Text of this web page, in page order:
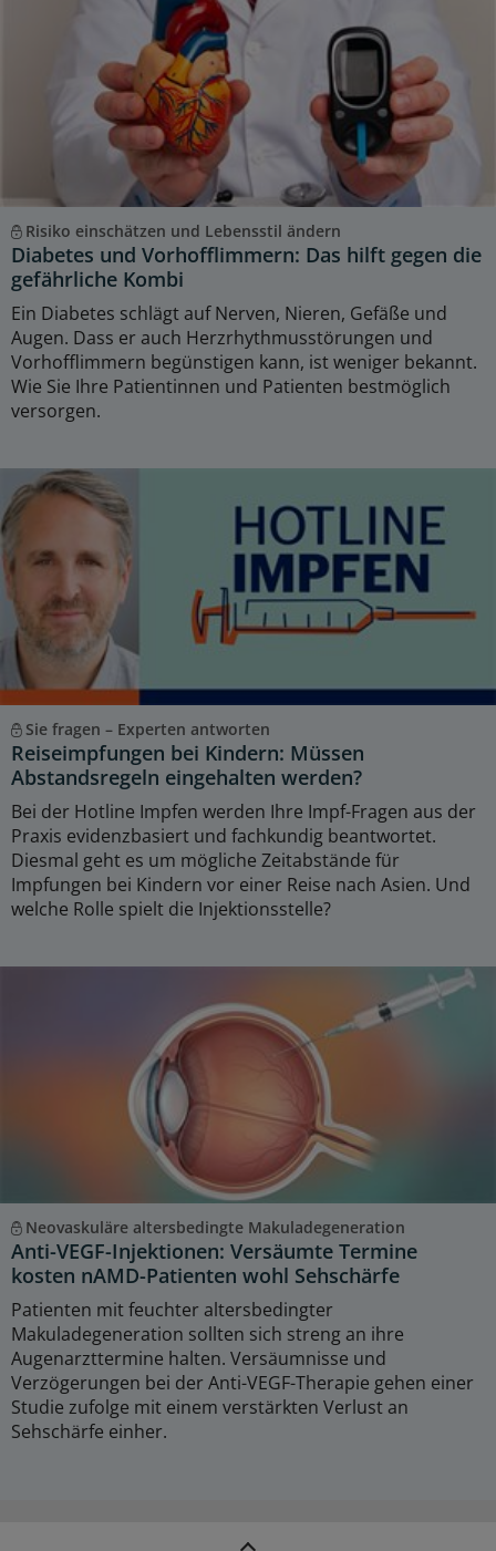
Risiko einschätzen und Lebensstil ändern
Diabetes und Vorhofflimmern: Das hilft gegen die
gefährliche Kombi
Ein Diabetes schlägt auf Nerven, Nieren, Gefäße und
Augen. Dass er auch Herzrhythmusstörungen und
Vorhofflimmern begünstigen kann, ist weniger bekannt.
Wie Sie Ihre Patientinnen und Patienten bestmöglich
versorgen.
Sie fragen – Experten antworten
Reiseimpfungen bei Kindern: Müssen
Abstandsregeln eingehalten werden?
Bei der Hotline Impfen werden Ihre Impf-Fragen aus der
Praxis evidenzbasiert und fachkundig beantwortet.
Diesmal geht es um mögliche Zeitabstände für
Impfungen bei Kindern vor einer Reise nach Asien. Und
welche Rolle spielt die Injektionsstelle?
Neovaskuläre altersbedingte Makuladegeneration
Anti-VEGF-Injektionen: Versäumte Termine
kosten nAMD-Patienten wohl Sehschärfe
Patienten mit feuchter altersbedingter
Makuladegeneration sollten sich streng an ihre
Augenarzttermine halten. Versäumnisse und
Verzögerungen bei der Anti-VEGF-Therapie gehen einer
Studie zufolge mit einem verstärkten Verlust an
Sehschärfe einher.